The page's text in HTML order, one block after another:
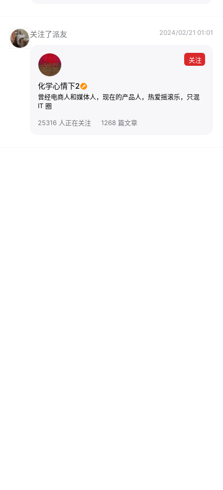
关注了派友 2024/02/21 01:01
关注
化学心情下2
曾经电商人和媒体人，现在的产品人，热爱摇滚乐，只混
IT 圈
25316 人正在关注 1268 篇文章